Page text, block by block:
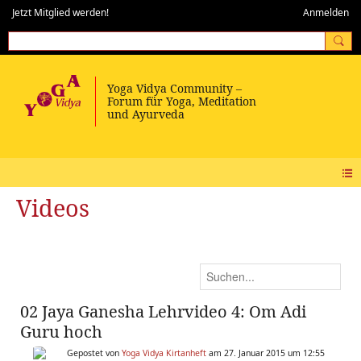
Jetzt Mitglied werden! Anmelden
Videos
02 Jaya Ganesha Lehrvideo 4: Om Adi
Guru hoch
Gepostet von Yoga Vidya Kirtanheft am 27. Januar 2015 um 12:55